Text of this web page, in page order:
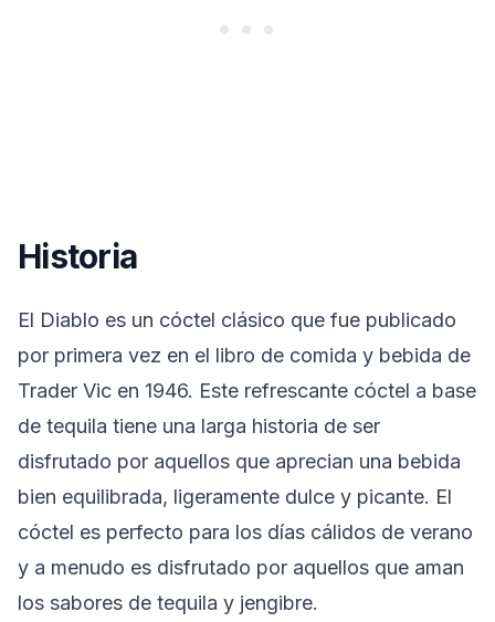
Historia
El Diablo es un cóctel clásico que fue publicado
por primera vez en el libro de comida y bebida de
Trader Vic en 1946. Este refrescante cóctel a base
de tequila tiene una larga historia de ser
disfrutado por aquellos que aprecian una bebida
bien equilibrada, ligeramente dulce y picante. El
cóctel es perfecto para los días cálidos de verano
y a menudo es disfrutado por aquellos que aman
los sabores de tequila y jengibre.